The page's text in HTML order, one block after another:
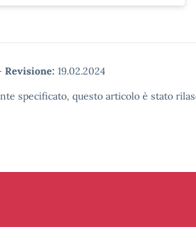
Revisione: 19.02.2024
specificato, questo articolo è stato